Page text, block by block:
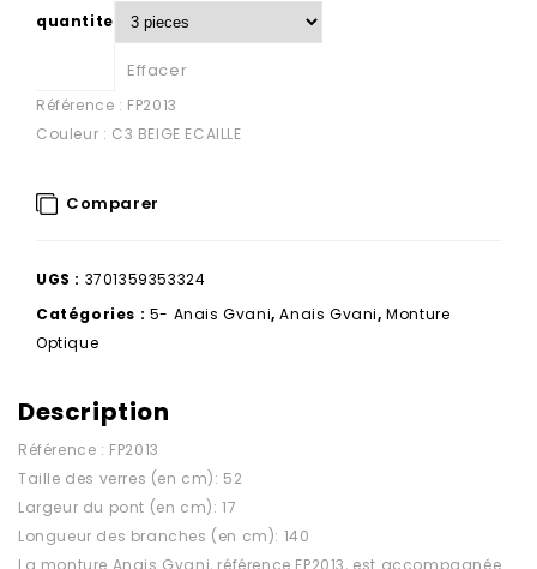
quantite
Effacer
Référence : FP2013
Couleur : C3 BEIGE ECAILLE
Comparer
UGS : 3701359353324
Catégories : 5- Anais Gvani,Anais Gvani,Monture
Optique
Description
Référence : FP2013
Taille des verres (en cm): 52
Largeur du pont (en cm): 17
Longueur des branches (en cm): 140